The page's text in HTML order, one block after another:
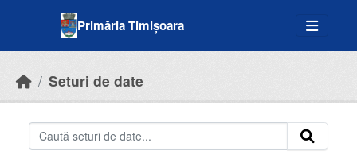
Primăria Timișoara
Seturi de date